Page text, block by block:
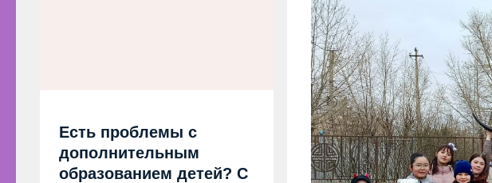
Есть проблемы с
дополнительным
образованием детей? С